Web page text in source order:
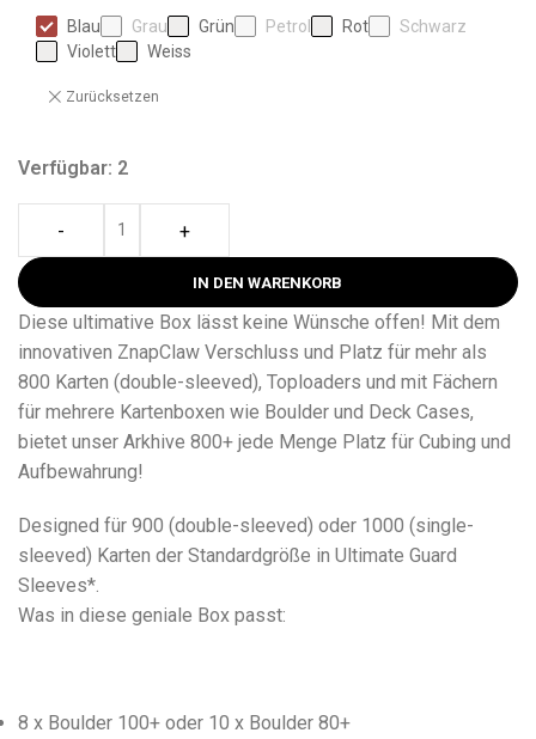
Blau Grau Grün Petrol Rot
Schwarz
Violett
Weiss
Zurücksetzen
Verfügbar: 2
- +
IN DEN WARENKORB
Diese ultimative Box lässt keine Wünsche offen! Mit dem
innovativen ZnapClaw Verschluss und Platz für mehr als
800 Karten (double-sleeved), Toploaders und mit Fächern
für mehrere Kartenboxen wie Boulder und Deck Cases,
bietet unser Arkhive 800+ jede Menge Platz für Cubing und
Aufbewahrung!
Designed für 900 (double-sleeved) oder 1000 (single-
sleeved) Karten der Standardgröße in Ultimate Guard
Sleeves*.
Was in diese geniale Box passt:
8 x Boulder 100+ oder 10 x Boulder 80+